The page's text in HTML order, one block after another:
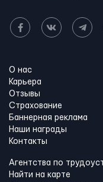
О нас
Карьера
Отзывы
Страхование
Баннерная реклама
Наши награды
Контакты
Агентства по
Найти на карте